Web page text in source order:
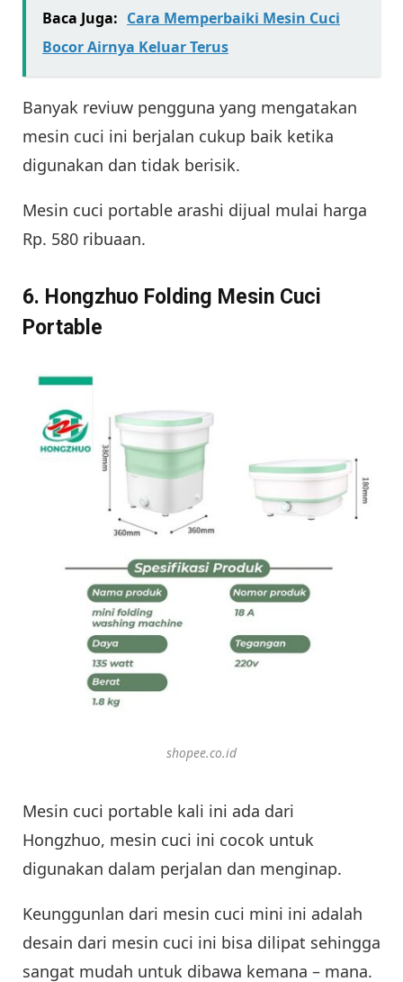
Baca Juga: Cara Memperbaiki Mesin Cuci
Bocor Airnya Keluar Terus
Banyak reviuw pengguna yang mengatakan
mesin cuci ini berjalan cukup baik ketika
digunakan dan tidak berisik.
Mesin cuci portable arashi dijual mulai harga
Rp. 580 ribuaan.
6. Hongzhuo Folding Mesin Cuci
Portable
shopee.co.id
Mesin cuci portable kali ini ada dari
Hongzhuo, mesin cuci ini cocok untuk
digunakan dalam perjalan dan menginap.
Keunggunlan dari mesin cuci mini ini adalah
desain dari mesin cuci ini bisa dilipat sehingga
sangat mudah untuk dibawa kemana – mana.